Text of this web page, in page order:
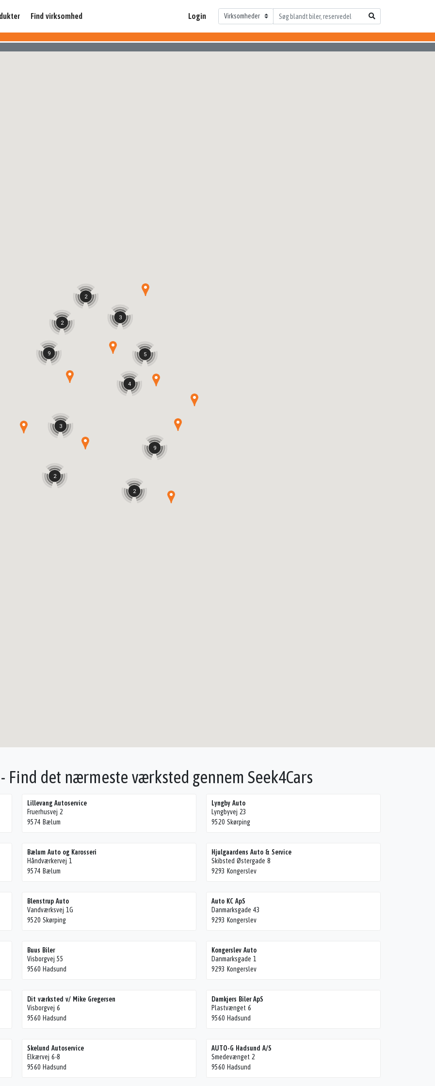
Find virksomhed Login
4
5
9
3
3
9
2
2
2
2
Find det nærmeste værksted gennem Seek4Cars
Lillevang Autoservice
Fruerhusvej 2
9574 Bælum
Lyngby Auto
Lyngbyvej 23
9520 Skørping
Bælum Auto og Karosseri
Håndværkervej 1
9574 Bælum
Hjulgaardens Auto & Service
Skibsted Østergade 8
9293 Kongerslev
Blenstrup Auto
Vandværksvej 1G
9520 Skørping
Auto KC ApS
Danmarksgade 43
9293 Kongerslev
Buus Biler
Visborgvej 55
9560 Hadsund
Kongerslev Auto
Danmarksgade 1
9293 Kongerslev
Dit værksted v/ Mike Gregersen
Visborgvej 6
9560 Hadsund
Damkjers Biler ApS
Plastvænget 6
9560 Hadsund
Skelund Autoservice
Elkærvej 6-8
9560 Hadsund
AUTO-G Hadsund A/S
Smedevænget 2
9560 Hadsund